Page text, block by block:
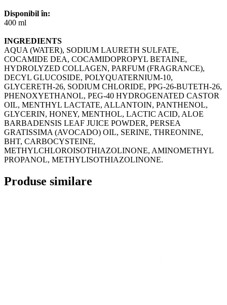
Disponibil în:
400 ml
INGREDIENTS
AQUA (WATER), SODIUM LAURETH SULFATE,
COCAMIDE DEA, COCAMIDOPROPYL BETAINE,
HYDROLYZED COLLAGEN, PARFUM (FRAGRANCE),
DECYL GLUCOSIDE, POLYQUATERNIUM-10,
GLYCERETH-26, SODIUM CHLORIDE, PPG-26-BUTETH-26,
PHENOXYETHANOL, PEG-40 HYDROGENATED CASTOR
OIL, MENTHYL LACTATE, ALLANTOIN, PANTHENOL,
GLYCERIN, HONEY, MENTHOL, LACTIC ACID, ALOE
BARBADENSIS LEAF JUICE POWDER, PERSEA
GRATISSIMA (AVOCADO) OIL, SERINE, THREONINE,
BHT, CARBOCYSTEINE,
METHYLCHLOROISOTHIAZOLINONE, AMINOMETHYL
PROPANOL, METHYLISOTHIAZOLINONE.
Produse similare